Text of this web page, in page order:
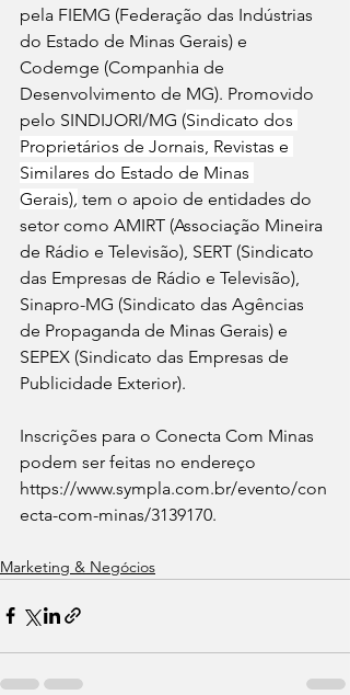
pela FIEMG (Federação das Indústrias
do Estado de Minas Gerais) e
Codemge (Companhia de
Desenvolvimento de MG). Promovido
pelo SINDIJORI/MG (Sindicato dos
Proprietários de Jornais, Revistas e
Similares do Estado de Minas
Gerais), tem o apoio de entidades do
setor como AMIRT (Associação Mineira
de Rádio e Televisão), SERT (Sindicato
das Empresas de Rádio e Televisão),
Sinapro-MG (Sindicato das Agências
de Propaganda de Minas Gerais) e
SEPEX (Sindicato das Empresas de
Publicidade Exterior).
Inscrições para o Conecta Com Minas
podem ser feitas no endereço
https://www.sympla.com.br/evento/con
ecta-com-minas/3139170.
Marketing & Negócios